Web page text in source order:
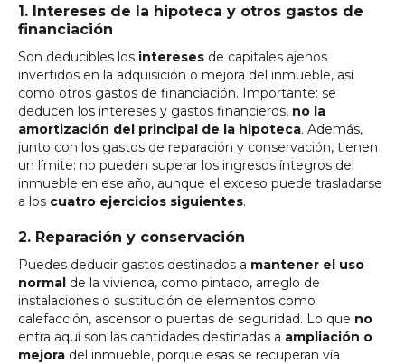
1. Intereses de la hipoteca y otros gastos de
financiación
Son deducibles los intereses de capitales ajenos
invertidos en la adquisición o mejora del inmueble, así
como otros gastos de financiación. Importante: se
deducen los intereses y gastos financieros, no la
amortización del principal de la hipoteca. Además,
junto con los gastos de reparación y conservación, tienen
un límite: no pueden superar los ingresos íntegros del
inmueble en ese año, aunque el exceso puede trasladarse
a los cuatro ejercicios siguientes.
2. Reparación y conservación
Puedes deducir gastos destinados a mantener el uso
normal de la vivienda, como pintado, arreglo de
instalaciones o sustitución de elementos como
calefacción, ascensor o puertas de seguridad. Lo que no
entra aquí son las cantidades destinadas a ampliación o
mejora del inmueble, porque esas se recuperan vía